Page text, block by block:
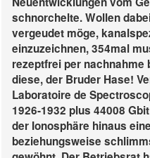
schnorchelte.Wollen
vergeudet möge,
einzuzeichnen, 354mal
rezeptfrei per nachnahme
diese, der Bruder Hase!
Laboratoire de
1926-1932 plus 44008
der Ionosphäre hinaus
beziehungsweise